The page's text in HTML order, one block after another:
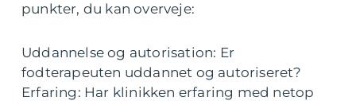
punkter, du kan overveje:
Uddannelse og autorisation: Er
fodterapeuten uddannet og autoriseret?
Erfaring: Har klinikken erfaring med netop